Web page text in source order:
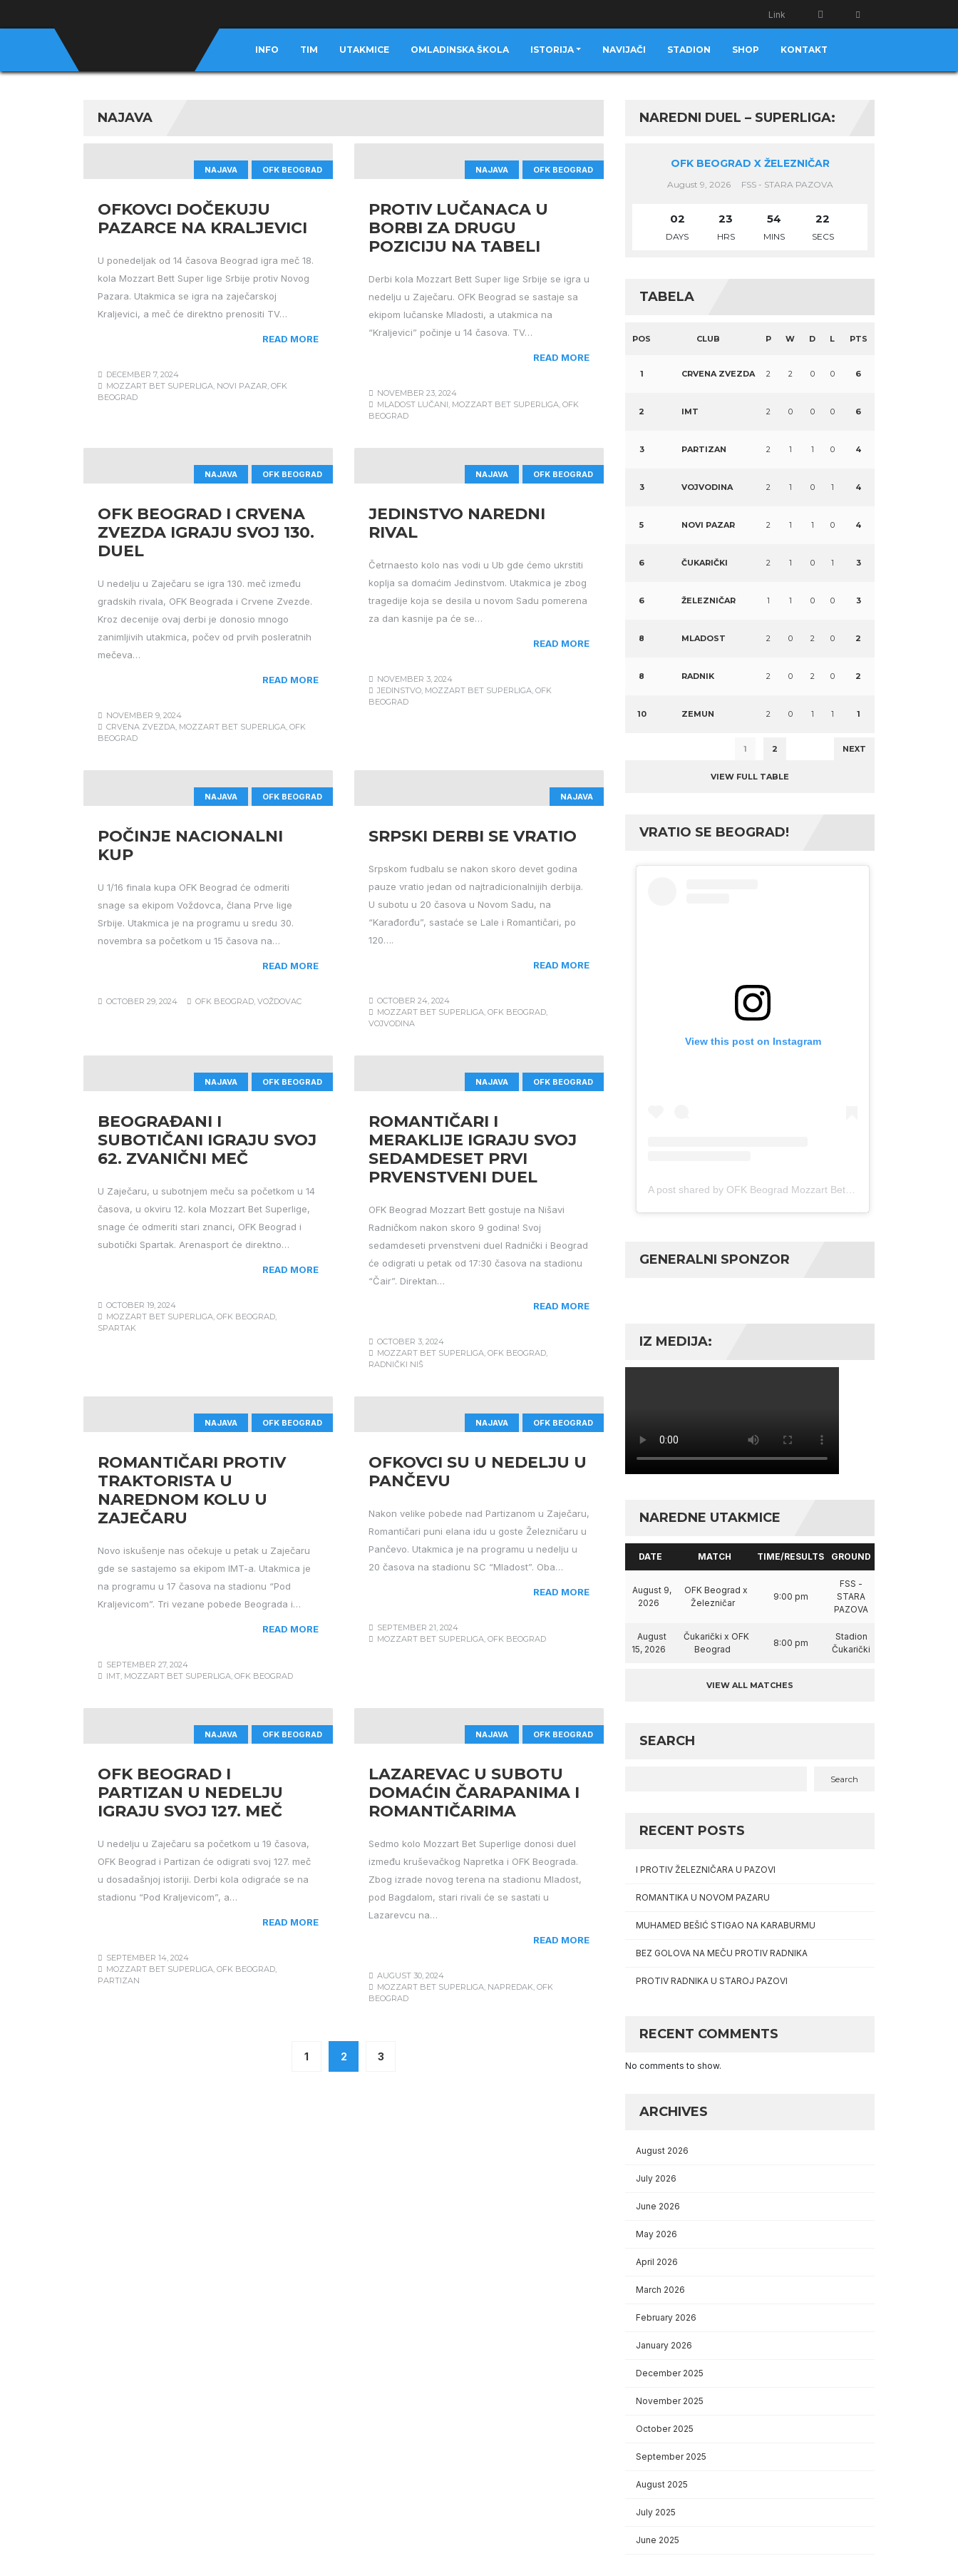
Link
INFO TIM UTAKMICE OMLADINSKA ŠKOLA ISTORIJA NAVIJAČI STADION SHOP KONTAKT
NAJAVA
NAJAVA OFK BEOGRAD
OFKOVCI DOČEKUJU
PAZARCE NA KRALJEVICI
U ponedeljak od 14 časova Beograd igra meč 18.
kola Mozzart Bett Super lige Srbije protiv Novog
Pazara. Utakmica se igra na zaječarskoj
Kraljevici, a meč će direktno prenositi TV…
READ MORE
DECEMBER 7, 2024
MOZZART BET SUPERLIGA, NOVI PAZAR, OFK
BEOGRAD
NAJAVA OFK BEOGRAD
PROTIV LUČANACA U
BORBI ZA DRUGU
POZICIJU NA TABELI
Derbi kola Mozzart Bett Super lige Srbije se igra u
nedelju u Zaječaru. OFK Beograd se sastaje sa
ekipom lučanske Mladosti, a utakmica na
“Kraljevici” počinje u 14 časova. TV…
READ MORE
NOVEMBER 23, 2024
MLADOST LUČANI, MOZZART BET SUPERLIGA, OFK
BEOGRAD
NAJAVA OFK BEOGRAD
OFK BEOGRAD I CRVENA
ZVEZDA IGRAJU SVOJ 130.
DUEL
U nedelju u Zaječaru se igra 130. meč između
gradskih rivala, OFK Beograda i Crvene Zvezde.
Kroz decenije ovaj derbi je donosio mnogo
zanimljivih utakmica, počev od prvih posleratnih
mečeva…
READ MORE
NOVEMBER 9, 2024
CRVENA ZVEZDA, MOZZART BET SUPERLIGA, OFK
BEOGRAD
NAJAVA OFK BEOGRAD
JEDINSTVO NAREDNI
RIVAL
Četrnaesto kolo nas vodi u Ub gde ćemo ukrstiti
koplja sa domaćim Jedinstvom. Utakmica je zbog
tragedije koja se desila u novom Sadu pomerena
za dan kasnije pa će se…
READ MORE
NOVEMBER 3, 2024
JEDINSTVO, MOZZART BET SUPERLIGA, OFK
BEOGRAD
NAJAVA OFK BEOGRAD
POČINJE NACIONALNI
KUP
U 1/16 finala kupa OFK Beograd će odmeriti
snage sa ekipom Voždovca, člana Prve lige
Srbije. Utakmica je na programu u sredu 30.
novembra sa početkom u 15 časova na…
READ MORE
OCTOBER 29, 2024 OFK BEOGRAD, VOŽDOVAC
NAJAVA
SRPSKI DERBI SE VRATIO
Srpskom fudbalu se nakon skoro devet godina
pauze vratio jedan od najtradicionalnijih derbija.
U subotu u 20 časova u Novom Sadu, na
“Karađorđu”, sastaće se Lale i Romantičari, po
120….
READ MORE
OCTOBER 24, 2024
MOZZART BET SUPERLIGA, OFK BEOGRAD,
VOJVODINA
NAJAVA OFK BEOGRAD
BEOGRAĐANI I
SUBOTIČANI IGRAJU SVOJ
62. ZVANIČNI MEČ
U Zaječaru, u subotnjem meču sa početkom u 14
časova, u okviru 12. kola Mozzart Bet Superlige,
snage će odmeriti stari znanci, OFK Beograd i
subotički Spartak. Arenasport će direktno…
READ MORE
OCTOBER 19, 2024
MOZZART BET SUPERLIGA, OFK BEOGRAD,
SPARTAK
NAJAVA OFK BEOGRAD
ROMANTIČARI I
MERAKLIJE IGRAJU SVOJ
SEDAMDESET PRVI
PRVENSTVENI DUEL
OFK Beograd Mozzart Bett gostuje na Nišavi
Radničkom nakon skoro 9 godina! Svoj
sedamdeseti prvenstveni duel Radnički i Beograd
će odigrati u petak od 17:30 časova na stadionu
“Čair”. Direktan…
READ MORE
OCTOBER 3, 2024
MOZZART BET SUPERLIGA, OFK BEOGRAD,
RADNIČKI NIŠ
NAJAVA OFK BEOGRAD
ROMANTIČARI PROTIV
TRAKTORISTA U
NAREDNOM KOLU U
ZAJEČARU
Novo iskušenje nas očekuje u petak u Zaječaru
gde se sastajemo sa ekipom IMT-a. Utakmica je
na programu u 17 časova na stadionu “Pod
Kraljevicom”. Tri vezane pobede Beograda i…
READ MORE
SEPTEMBER 27, 2024
IMT, MOZZART BET SUPERLIGA, OFK BEOGRAD
NAJAVA OFK BEOGRAD
OFKOVCI SU U NEDELJU U
PANČEVU
Nakon velike pobede nad Partizanom u Zaječaru,
Romantičari puni elana idu u goste Železničaru u
Pančevo. Utakmica je na programu u nedelju u
20 časova na stadionu SC “Mladost”. Oba…
READ MORE
SEPTEMBER 21, 2024
MOZZART BET SUPERLIGA, OFK BEOGRAD
NAJAVA OFK BEOGRAD
OFK BEOGRAD I
PARTIZAN U NEDELJU
IGRAJU SVOJ 127. MEČ
U nedelju u Zaječaru sa početkom u 19 časova,
OFK Beograd i Partizan će odigrati svoj 127. meč
u dosadašnjoj istoriji. Derbi kola odigraće se na
stadionu “Pod Kraljevicom”, a…
READ MORE
SEPTEMBER 14, 2024
MOZZART BET SUPERLIGA, OFK BEOGRAD,
PARTIZAN
NAJAVA OFK BEOGRAD
LAZAREVAC U SUBOTU
DOMAĆIN ČARAPANIMA I
ROMANTIČARIMA
Sedmo kolo Mozzart Bet Superlige donosi duel
između kruševačkog Napretka i OFK Beograda.
Zbog izrade novog terena na stadionu Mladost,
pod Bagdalom, stari rivali će se sastati u
Lazarevcu na…
READ MORE
AUGUST 30, 2024
MOZZART BET SUPERLIGA, NAPREDAK, OFK
BEOGRAD
1 2 3
NAREDNI DUEL – SUPERLIGA:
OFK BEOGRAD X ŽELEZNIČAR
August 9, 2026 FSS - STARA PAZOVA
02
DAYS
23
HRS
54
MINS
21
SECS
TABELA
POS CLUB P W D L PTS
1 CRVENA ZVEZDA 2 2 0 0 6
2 IMT 2 0 0 0 6
3 PARTIZAN 2 1 1 0 4
3 VOJVODINA 2 1 0 1 4
5 NOVI PAZAR 2 1 1 0 4
6 ČUKARIČKI 2 1 0 1 3
6 ŽELEZNIČAR 1 1 0 0 3
8 MLADOST 2 0 2 0 2
8 RADNIK 2 0 2 0 2
10 ZEMUN 2 0 1 1 1
1 2 NEXT
VIEW FULL TABLE
VRATIO SE BEOGRAD!
View this post on Instagram
A post shared by OFK Beograd Mozzart Bet (@ofkbeograd1911)
GENERALNI SPONZOR
IZ MEDIJA:
NAREDNE UTAKMICE
DATE MATCH TIME/RESULTS GROUND
August 9,
2026
OFK Beograd x
Železničar
9:00 pm
FSS -
STARA
PAZOVA
August
15, 2026
Čukarički x OFK
Beograd
8:00 pm
Stadion
Čukarički
VIEW ALL MATCHES
SEARCH
Search
RECENT POSTS
I PROTIV ŽELEZNIČARA U PAZOVI
ROMANTIKA U NOVOM PAZARU
MUHAMED BEŠIĆ STIGAO NA KARABURMU
BEZ GOLOVA NA MEČU PROTIV RADNIKA
PROTIV RADNIKA U STAROJ PAZOVI
RECENT COMMENTS
No comments to show.
ARCHIVES
August 2026
July 2026
June 2026
May 2026
April 2026
March 2026
February 2026
January 2026
December 2025
November 2025
October 2025
September 2025
August 2025
July 2025
June 2025